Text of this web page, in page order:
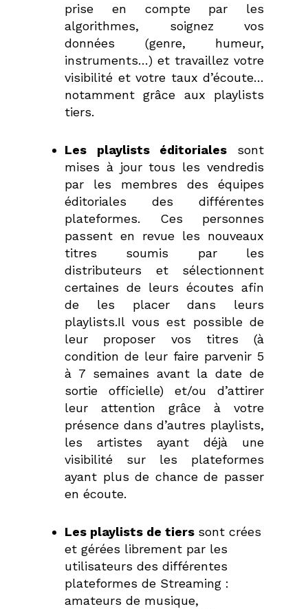
prise en compte par les
algorithmes, soignez vos
données (genre, humeur,
instruments…) et travaillez votre
visibilité et votre taux d’écoute…
notamment grâce aux playlists
tiers.
Les playlists éditoriales sont
mises à jour tous les vendredis
par les membres des équipes
éditoriales des différentes
plateformes. Ces personnes
passent en revue les nouveaux
titres soumis par les
distributeurs et sélectionnent
certaines de leurs écoutes afin
de les placer dans leurs
playlists.Il vous est possible de
leur proposer vos titres (à
condition de leur faire parvenir 5
à 7 semaines avant la date de
sortie officielle) et/ou d’attirer
leur attention grâce à votre
présence dans d’autres playlists,
les artistes ayant déjà une
visibilité sur les plateformes
ayant plus de chance de passer
en écoute.
Les playlists de tiers sont crées
et gérées librement par les
utilisateurs des différentes
plateformes de Streaming :
amateurs de musique,